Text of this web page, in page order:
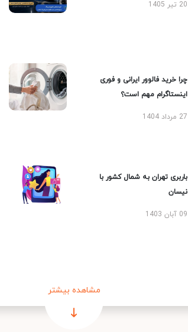
20 تیر 1405
چرا خرید فالوور ایرانی و فوری
اینستاگرام مهم است؟
27 مرداد 1404
باربری تهران به شمال کشور با
نیسان
09 آبان 1403
مشاهده بیشتر